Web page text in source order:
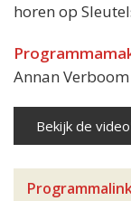
horen op
Annan Verboom
Bekijk de